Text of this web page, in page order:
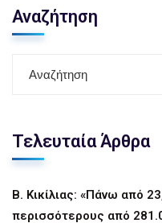
Αναζήτηση
Τελευταία Άρθρα
Β. Κικίλιας: «Πάνω από
περισσότερους από